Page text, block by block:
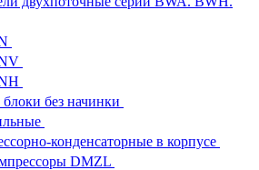
без начинки
конденсаторные в корпусе
DMZL